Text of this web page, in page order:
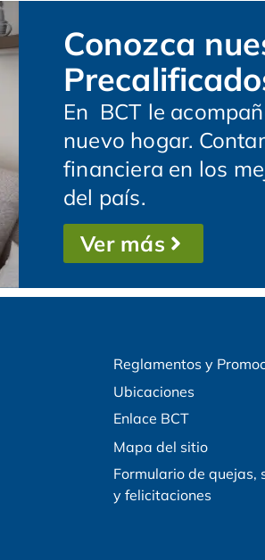
Conozca
En BCT le
nuevo hogar.
financiera en los
del país.
Ver más
Reglamentos y
Ubicaciones
Enlace BCT
Mapa del sitio
Formulario de quejas,
y felicitaciones